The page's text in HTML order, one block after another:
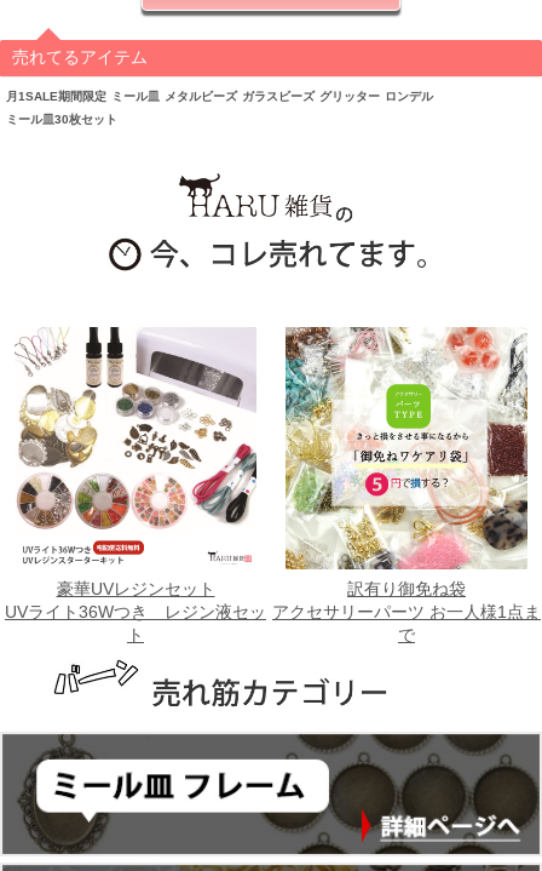
売れてるアイテム
月1SALE期間限定 ミール皿 メタルビーズ ガラスビーズ グリッター ロンデル
ミール皿30枚セット
豪華UVレジンセット
UVライト36Wつき レジン液セッ
ト
訳有り御免ね袋
アクセサリーパーツ お一人様1点ま
で